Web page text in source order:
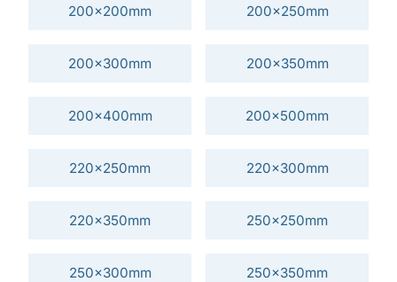
200x200mm 200x250mm
200x300mm 200x350mm
200x400mm 200x500mm
220x250mm 220x300mm
220x350mm 250x250mm
250x300mm 250x350mm